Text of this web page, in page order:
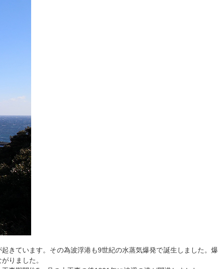
きています。その為波浮港も9世紀の水蒸気爆発で誕生しました。爆
りました。